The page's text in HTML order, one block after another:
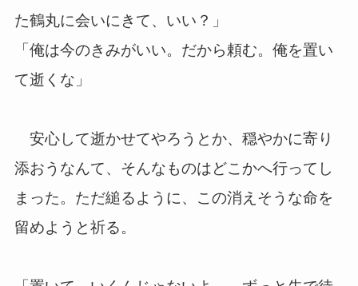
た鶴丸に会いにきて、いい？」
「俺は今のきみがいい。だから頼む。俺を置い
て逝くな」
安心して逝かせてやろうとか、穏やかに寄り
添おうなんて、そんなものはどこかへ行ってし
まった。ただ縋るように、この消えそうな命を
留めようと祈る。